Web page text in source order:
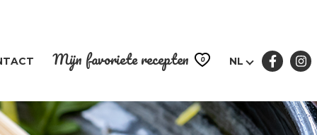
Mijn favoriete recepten 0 NL